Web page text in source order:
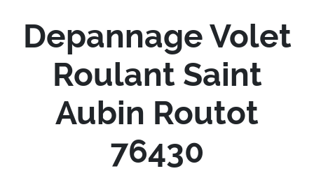
Depannage Volet
Roulant Saint
Aubin Routot
76430